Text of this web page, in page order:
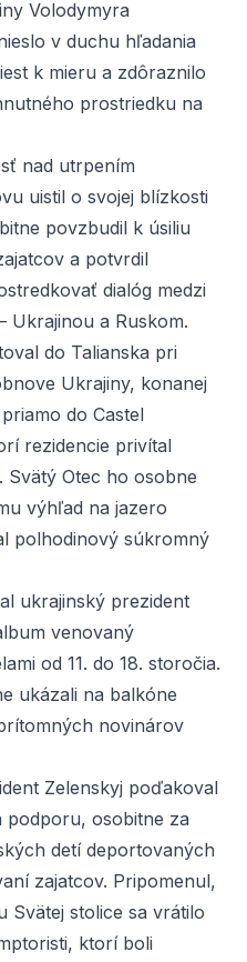
Volodymyra
v duchu hľadania
k mieru a zdôraznilo
prostriedku na
nad utrpením
uistil o svojej blízkosti
povzbudil k úsiliu
a potvrdil
dialóg medzi
Ukrajinou a Ruskom.
do Talianska pri
Ukrajiny, konanej
do Castel
rezidencie privítal
Svätý Otec ho osobne
výhľad na jazero
polhodinový súkromný
ukrajinský prezident
venovaný
od 11. do 18. storočia.
ukázali na balkóne
novinárov
Zelenskyj poďakoval
podporu, osobitne za
detí deportovaných
zajatcov. Pripomenul,
Svätej stolice sa vrátilo
ktorí boli